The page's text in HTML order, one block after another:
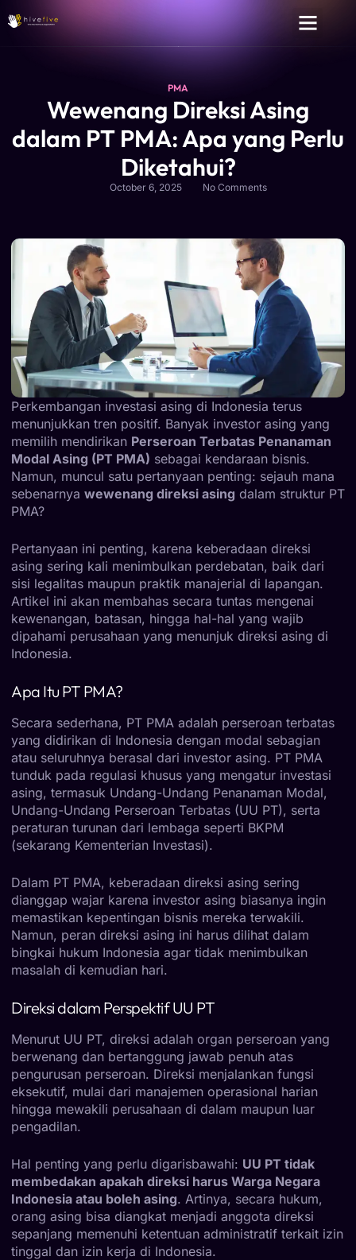
PMA
Wewenang Direksi Asing
dalam PT PMA: Apa yang Perlu
Diketahui?
October 6, 2025 No Comments
Perkembangan investasi asing di Indonesia terus
menunjukkan tren positif. Banyak investor asing yang
memilih mendirikan Perseroan Terbatas Penanaman
Modal Asing (PT PMA) sebagai kendaraan bisnis.
Namun, muncul satu pertanyaan penting: sejauh mana
sebenarnya wewenang direksi asing dalam struktur PT
PMA?
Pertanyaan ini penting, karena keberadaan direksi
asing sering kali menimbulkan perdebatan, baik dari
sisi legalitas maupun praktik manajerial di lapangan.
Artikel ini akan membahas secara tuntas mengenai
kewenangan, batasan, hingga hal-hal yang wajib
dipahami perusahaan yang menunjuk direksi asing di
Indonesia.
Apa Itu PT PMA?
Secara sederhana, PT PMA adalah perseroan terbatas
yang didirikan di Indonesia dengan modal sebagian
atau seluruhnya berasal dari investor asing. PT PMA
tunduk pada regulasi khusus yang mengatur investasi
asing, termasuk Undang-Undang Penanaman Modal,
Undang-Undang Perseroan Terbatas (UU PT), serta
peraturan turunan dari lembaga seperti BKPM
(sekarang Kementerian Investasi).
Dalam PT PMA, keberadaan direksi asing sering
dianggap wajar karena investor asing biasanya ingin
memastikan kepentingan bisnis mereka terwakili.
Namun, peran direksi asing ini harus dilihat dalam
bingkai hukum Indonesia agar tidak menimbulkan
masalah di kemudian hari.
Direksi dalam Perspektif UU PT
Menurut UU PT, direksi adalah organ perseroan yang
berwenang dan bertanggung jawab penuh atas
pengurusan perseroan. Direksi menjalankan fungsi
eksekutif, mulai dari manajemen operasional harian
hingga mewakili perusahaan di dalam maupun luar
pengadilan.
Hal penting yang perlu digarisbawahi: UU PT tidak
membedakan apakah direksi harus Warga Negara
Indonesia atau boleh asing. Artinya, secara hukum,
orang asing bisa diangkat menjadi anggota direksi
sepanjang memenuhi ketentuan administratif terkait izin
tinggal dan izin kerja di Indonesia.